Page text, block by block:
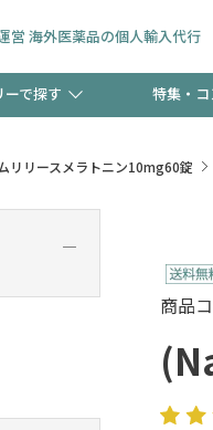
営 海外医薬品の個人輸入代行
ーで探す
ット
特集・
【早割】お得なクー
新規登録で！今すぐ
友だち大募集！限定
リリースメラトニン10mg60錠
商品
―